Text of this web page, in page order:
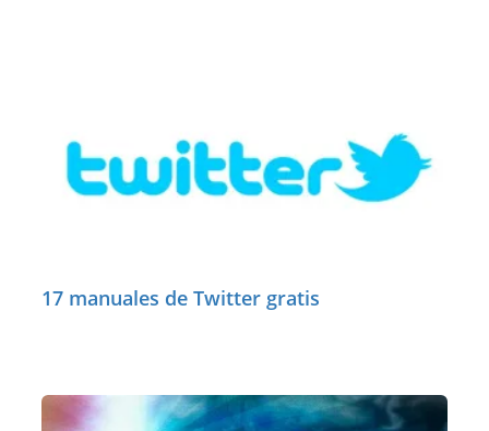
17 manuales de Twitter gratis